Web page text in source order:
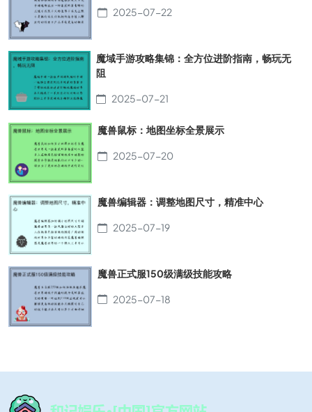
2025-07-22
魔域手游攻略集锦：全方位进阶指南，畅玩无
阻
2025-07-21
魔兽鼠标：地图坐标全景展示
2025-07-20
魔兽编辑器：调整地图尺寸，精准中心
2025-07-19
魔兽正式服150级满级技能攻略
2025-07-18